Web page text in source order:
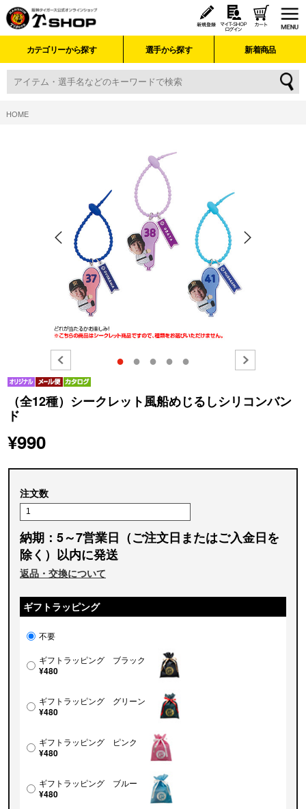
カテゴリーから探す 選手から探す 新着商品
HOME
● ● ● ● ●
（全12種）シークレット風船めじるしシリコンバン
ド
¥990
注文数
納期：5～7営業日（ご注文日またはご入金日を
除く）以内に発送
返品・交換について
ギフトラッピング
不要
ギフトラッピング ブラック
¥480
ギフトラッピング グリーン
¥480
ギフトラッピング ピンク
¥480
ギフトラッピング ブルー
¥480